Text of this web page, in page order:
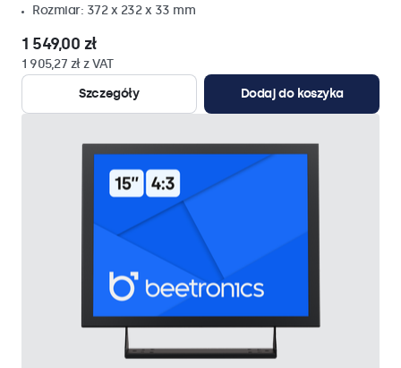
Rozmiar: 372 x 232 x 33 mm
1 549,00 zł
1 905,27 zł z VAT
Szczegóły
Dodaj do koszyka